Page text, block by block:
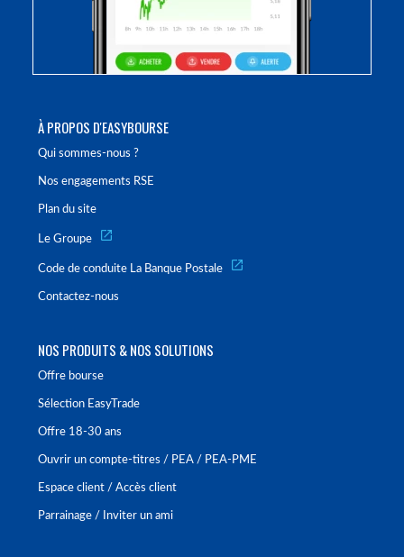
À PROPOS D'EASYBOURSE
Qui sommes-nous ?
Nos engagements RSE
Plan du site
Le Groupe
Code de conduite La Banque Postale
Contactez-nous
NOS PRODUITS & NOS SOLUTIONS
Offre bourse
Sélection EasyTrade
Offre 18-30 ans
Ouvrir un compte-titres / PEA / PEA-PME
Espace client / Accès client
Parrainage / Inviter un ami